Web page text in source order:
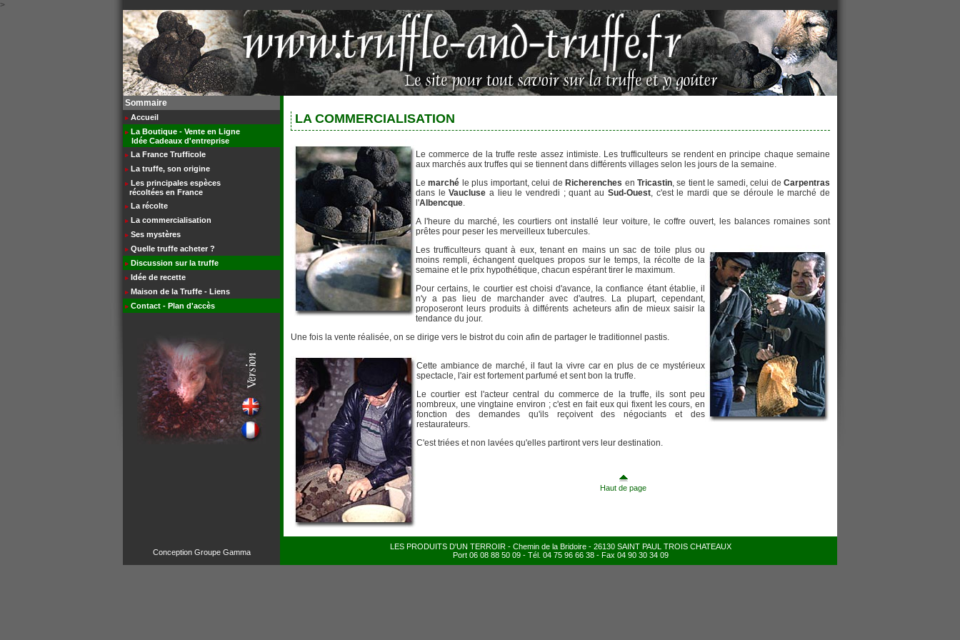
>
Sommaire
Accueil
La Boutique - Vente en Ligne
Idée Cadeaux d'entreprise
La France Trufficole
La truffe, son origine
Les principales espèces
récoltées en France
La récolte
La commercialisation
Ses mystères
Quelle truffe acheter ?
Discussion sur la truffe
Idée de recette
Maison de la Truffe - Liens
Contact - Plan d'accès
LA COMMERCIALISATION
Le commerce de la truffe reste assez intimiste. Les trufficulteurs se rendent en principe chaque semaine
aux marchés aux truffes qui se tiennent dans différents villages selon les jours de la semaine.
Lemarché le plus important, celui de Richerenches en Tricastin, se tient le samedi, celui de Carpentras
dans leVaucluse a lieu le vendredi ; quant au Sud-Ouest, c'est le mardi que se déroule le marché de
l'Albencque.
A l'heure du marché, les courtiers ont installé leur voiture, le coffre ouvert, les balances romaines sont
prêtes pour peser les merveilleux tubercules.
Les trufficulteurs quant à eux, tenant en mains un sac de toile plus ou
moins rempli, échangent quelques propos sur le temps, la récolte de la
semaine et le prix hypothétique, chacun espérant tirer le maximum.
Pour certains, le courtier est choisi d'avance, la confiance étant établie, il
n'y a pas lieu de marchander avec d'autres. La plupart, cependant,
proposeront leurs produits à différents acheteurs afin de mieux saisir la
tendance du jour.
Une fois la vente réalisée, on se dirige vers le bistrot du coin afin de partager le traditionnel pastis.
Cette ambiance de marché, il faut la vivre car en plus de ce mystérieux
spectacle, l'air est fortement parfumé et sent bon la truffe.
Le courtier est l'acteur central du commerce de la truffe, ils sont peu
nombreux, une vingtaine environ ; c'est en fait eux qui fixent les cours, en
fonction des demandes qu'ils reçoivent des négociants et des
restaurateurs.
C'est triées et non lavées qu'elles partiront vers leur destination.
Haut de page
LES PRODUITS D'UN TERROIR - Chemin de la Bridoire - 26130 SAINT PAUL TROIS CHATEAUX
Port 06 08 88 50 09 - Tél. 04 75 96 66 38 - Fax 04 90 30 34 09
Conception Groupe Gamma